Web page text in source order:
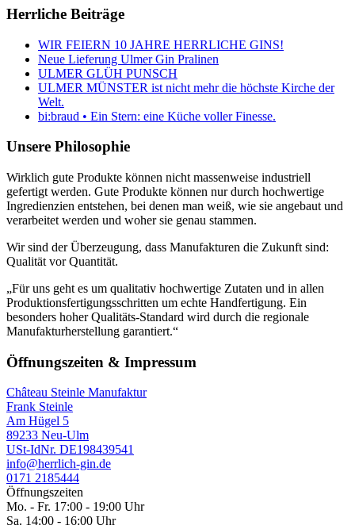
Herrliche Beiträge
WIR FEIERN 10 JAHRE HERRLICHE GINS!
Neue Lieferung Ulmer Gin Pralinen
ULMER GLÜH PUNSCH
ULMER MÜNSTER ist nicht mehr die höchste Kirche der
Welt.
bi:braud • Ein Stern: eine Küche voller Finesse.
Unsere Philosophie
Wirklich gute Produkte können nicht massenweise industriell
gefertigt werden. Gute Produkte können nur durch hochwertige
Ingredienzien entstehen, bei denen man weiß, wie sie angebaut und
verarbeitet werden und woher sie genau stammen.
Wir sind der Überzeugung, dass Manufakturen die Zukunft sind:
Qualität vor Quantität.
„Für uns geht es um qualitativ hochwertige Zutaten und in allen
Produktionsfertigungsschritten um echte Handfertigung. Ein
besonders hoher Qualitäts-Standard wird durch die regionale
Manufakturherstellung garantiert.“
Öffnungszeiten & Impressum
Château Steinle Manufaktur
Frank Steinle
Am Hügel 5
89233 Neu-Ulm
USt-IdNr. DE198439541
info@herrlich-gin.de
0171 2185444
Öffnungszeiten
Mo. - Fr. 17:00 - 19:00 Uhr
Sa. 14:00 - 16:00 Uhr